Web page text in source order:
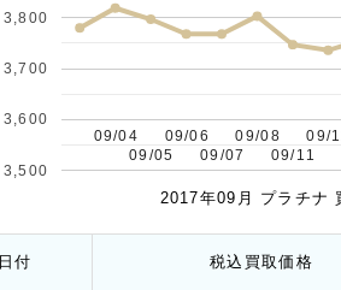
09/04
09/04
09/05
09/05
09/06
09/06
09/07
09/07
09/08
09/08
09/11
09/11
09/
09/
3,500
3,600
3,700
3,800
2017年09月 プラチナ
日付 税込 買取価格